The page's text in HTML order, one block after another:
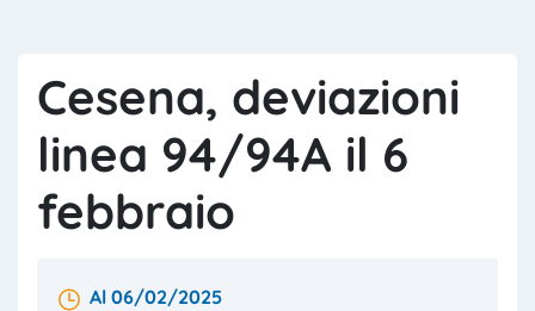
Cesena, deviazioni
linea 94/94A il 6
febbraio
Al 06/02/2025